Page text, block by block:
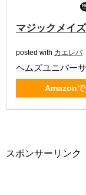
マジックメイ
posted with カエレバ
ヘムズユニバー
Amazon
スポンサーリンク